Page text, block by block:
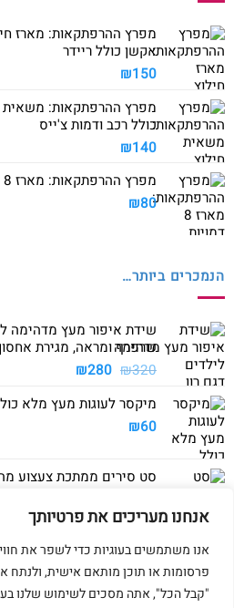
אנחנו מעריכים את פרטיותך
אנו משתמשים בעוגיות כדי לשפר את
פרסומות או תוכן מותאם אישית, ולנתח
"קבל הכל", אתה מסכים לשימוש שלנו
אקשן כולל ריידר
₪150
מפרץ ההרפתקאות: משאית
כולל רכב ודמות צ'ייס
₪140
מפרץ ההרפתקאות: מארז 8 דמויות אקשן ואספנות
₪80
הנמכרים ביותר…
שידת איפור מעץ מדהימה
שרפרף ומראה, מגירת
₪320
המחיר
היה:
₪280 המחיר
הוא:
מיקסר לעוגות מעץ מלא
₪60
₪40
Visa